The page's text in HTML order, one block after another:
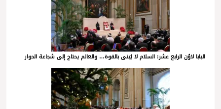
البابا لاوُن الرابع عشر: السلام لا يُبنى بالقوة… والعالم يحتاج إلى شجاعة الحوار